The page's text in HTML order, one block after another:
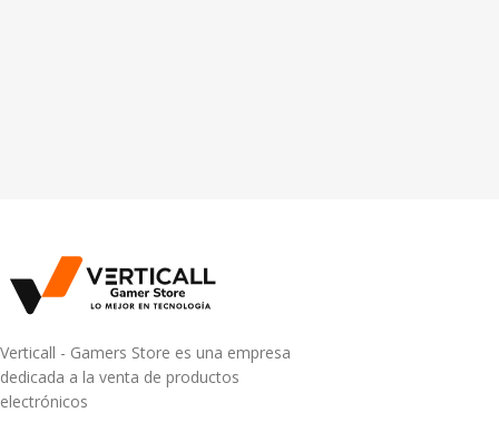
Verticall - Gamers Store es una empresa
dedicada a la venta de productos
electrónicos